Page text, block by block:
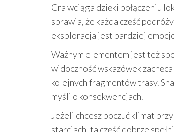
Gra wciąga dzięki połączeniu
sprawia, że każda część
eksploracja jest bardziej
Ważnym elementem jest też
widoczność wskazówek
kolejnych fragmentów trasy.
myśli o konsekwencjach.
Jeżeli chcesz poczuć klimat
starciach, ta część dobrze